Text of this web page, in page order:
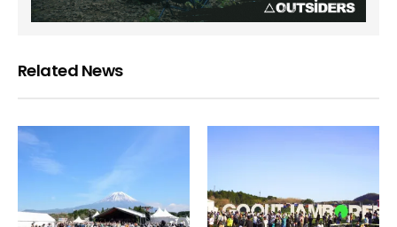
Related News